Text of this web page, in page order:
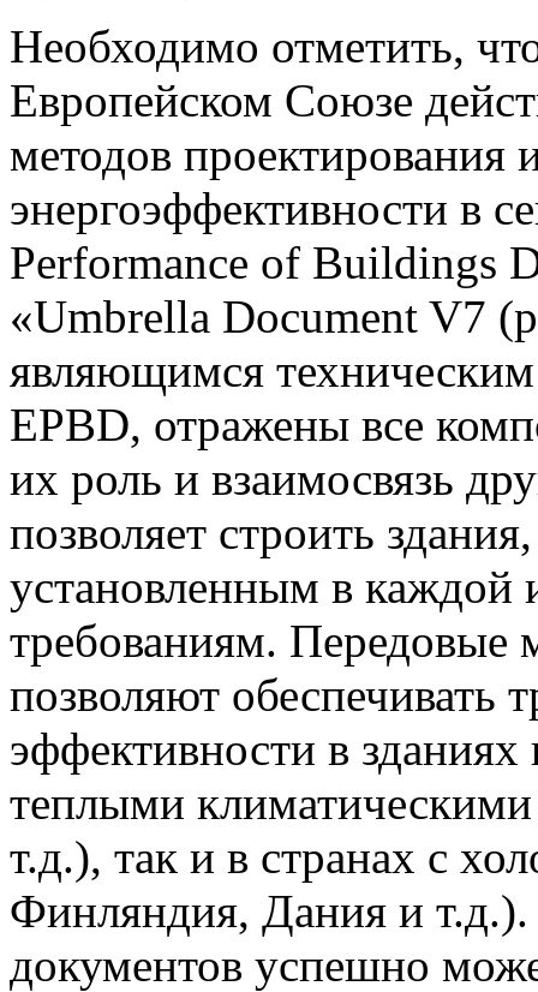
Необходимо отметить,
Европейском Союзе
методов проектирования
энергоэффективности в
Performance of Buildings
«Umbrella Document V7
являющимся
EPBD, отражены все
их роль и взаимосвязь
позволяет строить
установленным в каждой
требованиям. Передовые
позволяют обеспечивать
эффективности в зданиях
теплыми
т.д.), так и в странах с
Финляндия, Дания и
документов успешно